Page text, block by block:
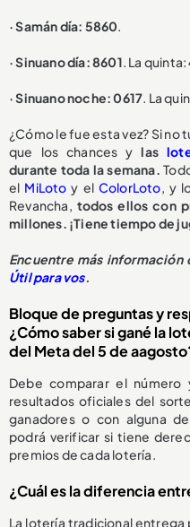
· Samán día: 5860.
· Sinuano día: 8601. La quinta:
· Sinuano noche: 0617. La
¿Cómo le fue esta vez? Si
que los chances ylas
durante toda la semana.
el MiLoto y el ColorLoto, y
Revancha, todos ellos con
millones. ¡Tiene tiempo de
Encuentre más
Útil para vos.
Bloque de preguntas y
¿Cómo saber si gané la
del Meta del 5 de
Debe comparar el
resultados oficiales del
ganadores o con alguna
podrá verificar si tiene
premios de cada lotería.
¿Cuál es la diferencia
La lotería tradicional entrega